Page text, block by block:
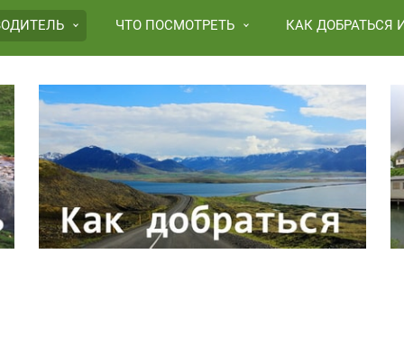
ЧТО ПОСМОТРЕТЬ КАК ДОБРАТЬСЯ